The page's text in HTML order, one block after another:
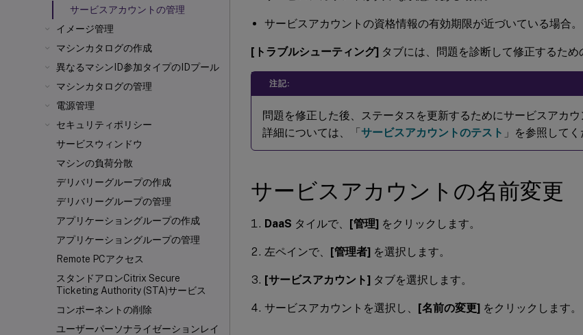
サービスアカウントの管理
イメージ管理
マシンカタログの作成
異なるマシンID参加タイプのIDプール
マシンカタログの管理
電源管理
セキュリティポリシー
サービスウィンドウ
マシンの負荷分散
デリバリーグループの作成
デリバリーグループの管理
アプリケーショングループの作成
アプリケーショングループの管理
Remote PCアクセス
スタンドアロンCitrix Secure
Ticketing Authority (STA)サービス
コンポーネントの削除
ユーザーパーソナライゼーションレイ
サービスアカウントの資格情報の有効期限が近づいている場合。
[トラブルシューティング] タブには、問題を診断して修正するため
注記:
問題を修正した後、ステータスを更新するためにサービスアカウ
詳細については、「サービスアカウントのテスト 」を参照してく
サービスアカウントの名前変更
DaaS タイルで、 [管理] をクリックします。
左ペインで、 [管理者] を選択します。
[サービスアカウント] タブを選択します。
サービスアカウントを選択し、 [名前の変更] をクリックします。